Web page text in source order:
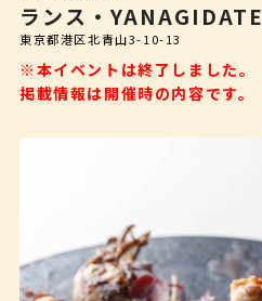
ニュース
店舗/プレス向け
ランス・YANAGIDATE
東京都港区北青山3-10-13
※本イベントは終了しました。
掲載情報は開催時の内容です。